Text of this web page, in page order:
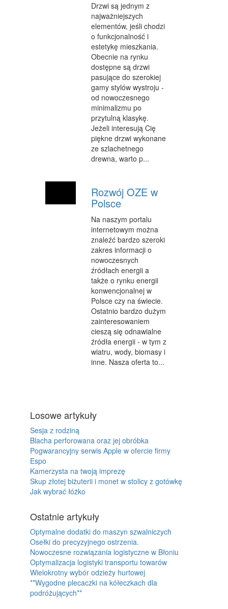
Drzwi są jednym z
najważniejszych
elementów, jeśli chodzi
o funkcjonalność i
estetykę mieszkania.
Obecnie na rynku
dostępne są drzwi
pasujące do szerokiej
gamy stylów wystroju -
od nowoczesnego
minimalizmu po
przytulną klasykę.
Jeżeli interesują Cię
piękne drzwi wykonane
ze szlachetnego
drewna, warto p...
Rozwój OZE w
Polsce
Na naszym portalu
internetowym można
znaleźć bardzo szeroki
zakres informacji o
nowoczesnych
źródłach energii a
także o rynku energii
konwencjonalnej w
Polsce czy na świecie.
Ostatnio bardzo dużym
zainteresowaniem
cieszą się odnawialne
źródła energii - w tym z
wiatru, wody, biomasy i
inne. Nasza oferta to...
Losowe artykuły
Sesja z rodziną
Blacha perforowana oraz jej obróbka
Pogwarancyjny serwis Apple w ofercie firmy
Espo
Kamerzysta na twoją imprezę
Skup złotej biżuterii i monet w stolicy z gotówkę
Jak wybrać łóżko
Ostatnie artykuły
Optymalne dodatki do maszyn szwalniczych
Osełki do precyzyjnego ostrzenia.
Nowoczesne rozwiązania logistyczne w Błoniu
Optymalizacja logistyki transportu towarów
Wielokrotny wybór odzieży hurtowej
**Wygodne plecaczki na kółeczkach dla
podróżujących**